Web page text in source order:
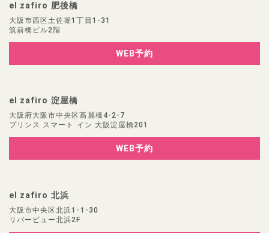
el zafiro 肥後橋
大阪市西区土佐堀1丁目1-31
筑前橋ビル2階
WEB予約
el zafiro 淀屋橋
大阪府大阪市中央区高麗橋4-2-7
プリンス スマート イン 大阪淀屋橋201
WEB予約
el zafiro 北浜
大阪市中央区北浜1-1-30
リバービュー北浜2F